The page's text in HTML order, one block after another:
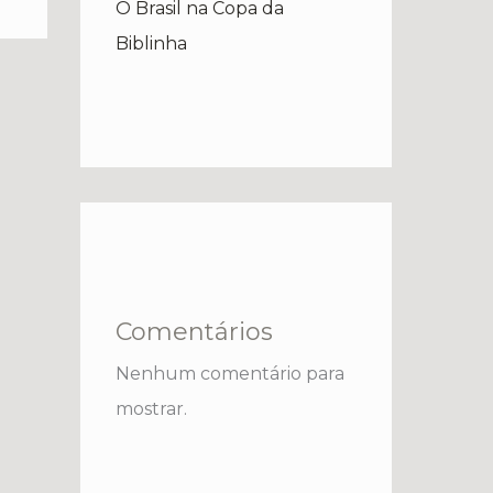
O Brasil na Copa da
Biblinha
Comentários
Nenhum comentário para
mostrar.